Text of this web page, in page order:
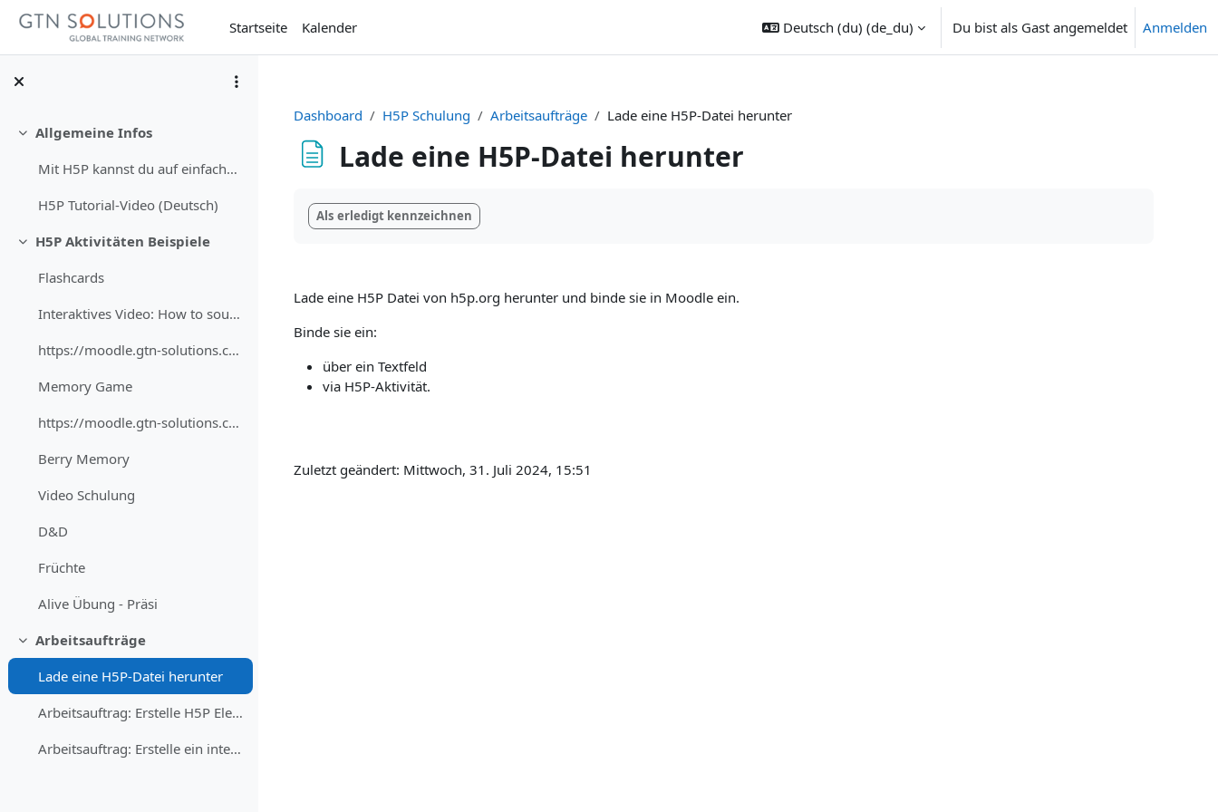
Zum Hauptinhalt
Startseite
Kalender Deutsch (du) ‎(de_du)‎ Du bist als Gast angemeldet Anmelden
Einklappen
Allgemeine Infos
Mit H5P kannst du auf einfache Weise interaktiven ...
H5P Tutorial-Video (Deutsch)
Einklappen
H5P Aktivitäten Beispiele
Flashcards
Interaktives Video: How to sound more polite in German
https://moodle.gtn-solutions.com/draftfile.php/14/...
Memory Game
https://moodle.gtn-solutions.com/draftfile.php/216...
Berry Memory
Video Schulung
D&D
Früchte
Alive Übung - Präsi
Einklappen
Arbeitsaufträge
Lade eine H5P-Datei herunter
Arbeitsauftrag: Erstelle H5P Elemente
Arbeitsauftrag: Erstelle ein interaktives Video
Dashboard H5P Schulung Arbeitsaufträge Lade eine H5P-Datei herunter
Lade eine H5P-Datei herunter
Als erledigt kennzeichnen
Lade eine H5P Datei von h5p.org herunter und binde sie in Moodle ein.
Binde sie ein:
über ein Textfeld
via H5P-Aktivität.
Zuletzt geändert: Mittwoch, 31. Juli 2024, 15:51